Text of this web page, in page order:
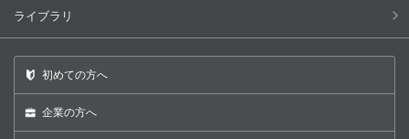
ライブラリ
初めての方へ
企業の方へ